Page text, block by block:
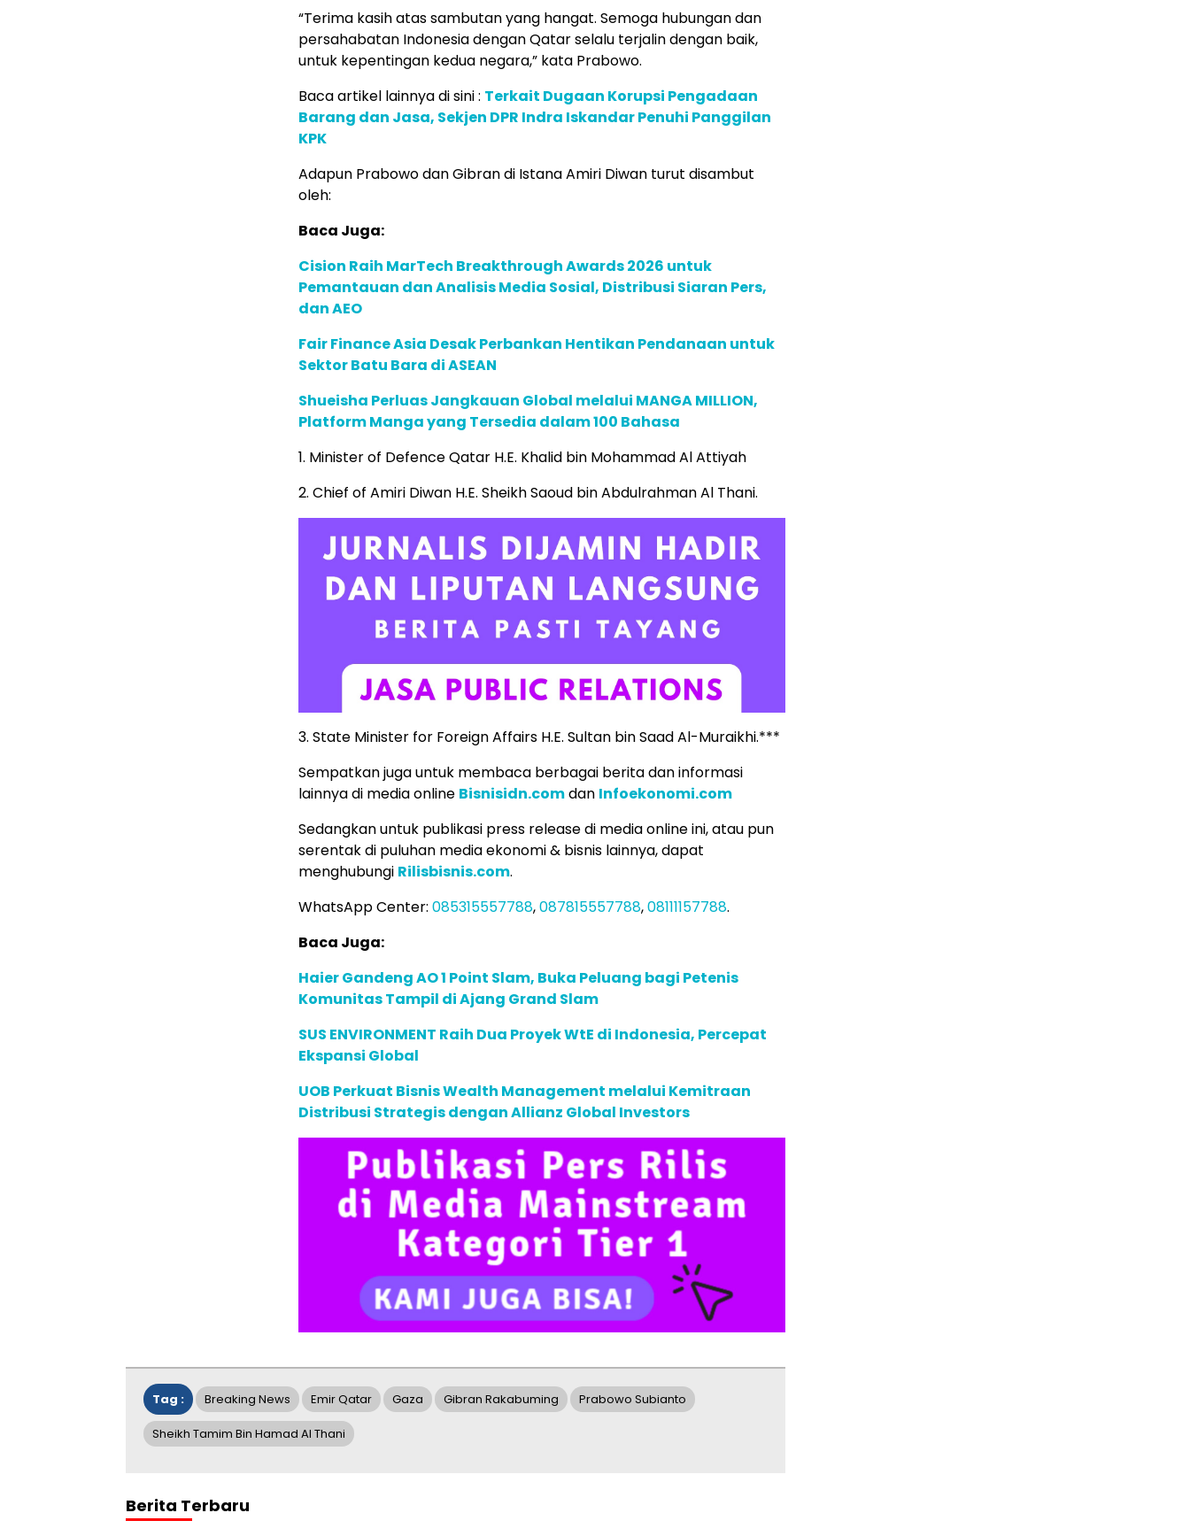
“Terima kasih atas sambutan yang hangat. Semoga hubungan dan
persahabatan Indonesia dengan Qatar selalu terjalin dengan baik,
untuk kepentingan kedua negara,” kata Prabowo.
Baca artikel lainnya di sini : Terkait Dugaan Korupsi Pengadaan
Barang dan Jasa, Sekjen DPR Indra Iskandar Penuhi Panggilan
KPK
Adapun Prabowo dan Gibran di Istana Amiri Diwan turut disambut
oleh:
Baca Juga:
Cision Raih MarTech Breakthrough Awards 2026 untuk
Pemantauan dan Analisis Media Sosial, Distribusi Siaran Pers,
dan AEO
Fair Finance Asia Desak Perbankan Hentikan Pendanaan untuk
Sektor Batu Bara di ASEAN
Shueisha Perluas Jangkauan Global melalui MANGA MILLION,
Platform Manga yang Tersedia dalam 100 Bahasa
1. Minister of Defence Qatar H.E. Khalid bin Mohammad Al Attiyah
2. Chief of Amiri Diwan H.E. Sheikh Saoud bin Abdulrahman Al Thani.
3. State Minister for Foreign Affairs H.E. Sultan bin Saad Al-Muraikhi.***
Sempatkan juga untuk membaca berbagai berita dan informasi
lainnya di media online Bisnisidn.comdan Infoekonomi.com
Sedangkan untuk publikasi press release di media online ini, atau pun
serentak di puluhan media ekonomi & bisnis lainnya, dapat
menghubungi Rilisbisnis.com.
WhatsApp Center: 085315557788,087815557788,08111157788.
Baca Juga:
Haier Gandeng AO 1 Point Slam, Buka Peluang bagi Petenis
Komunitas Tampil di Ajang Grand Slam
SUS ENVIRONMENT Raih Dua Proyek WtE di Indonesia, Percepat
Ekspansi Global
UOB Perkuat Bisnis Wealth Management melalui Kemitraan
Distribusi Strategis dengan Allianz Global Investors
Tag : Breaking News Emir Qatar Gaza Gibran Rakabuming Prabowo Subianto
Sheikh Tamim Bin Hamad Al Thani
Berita Terbaru